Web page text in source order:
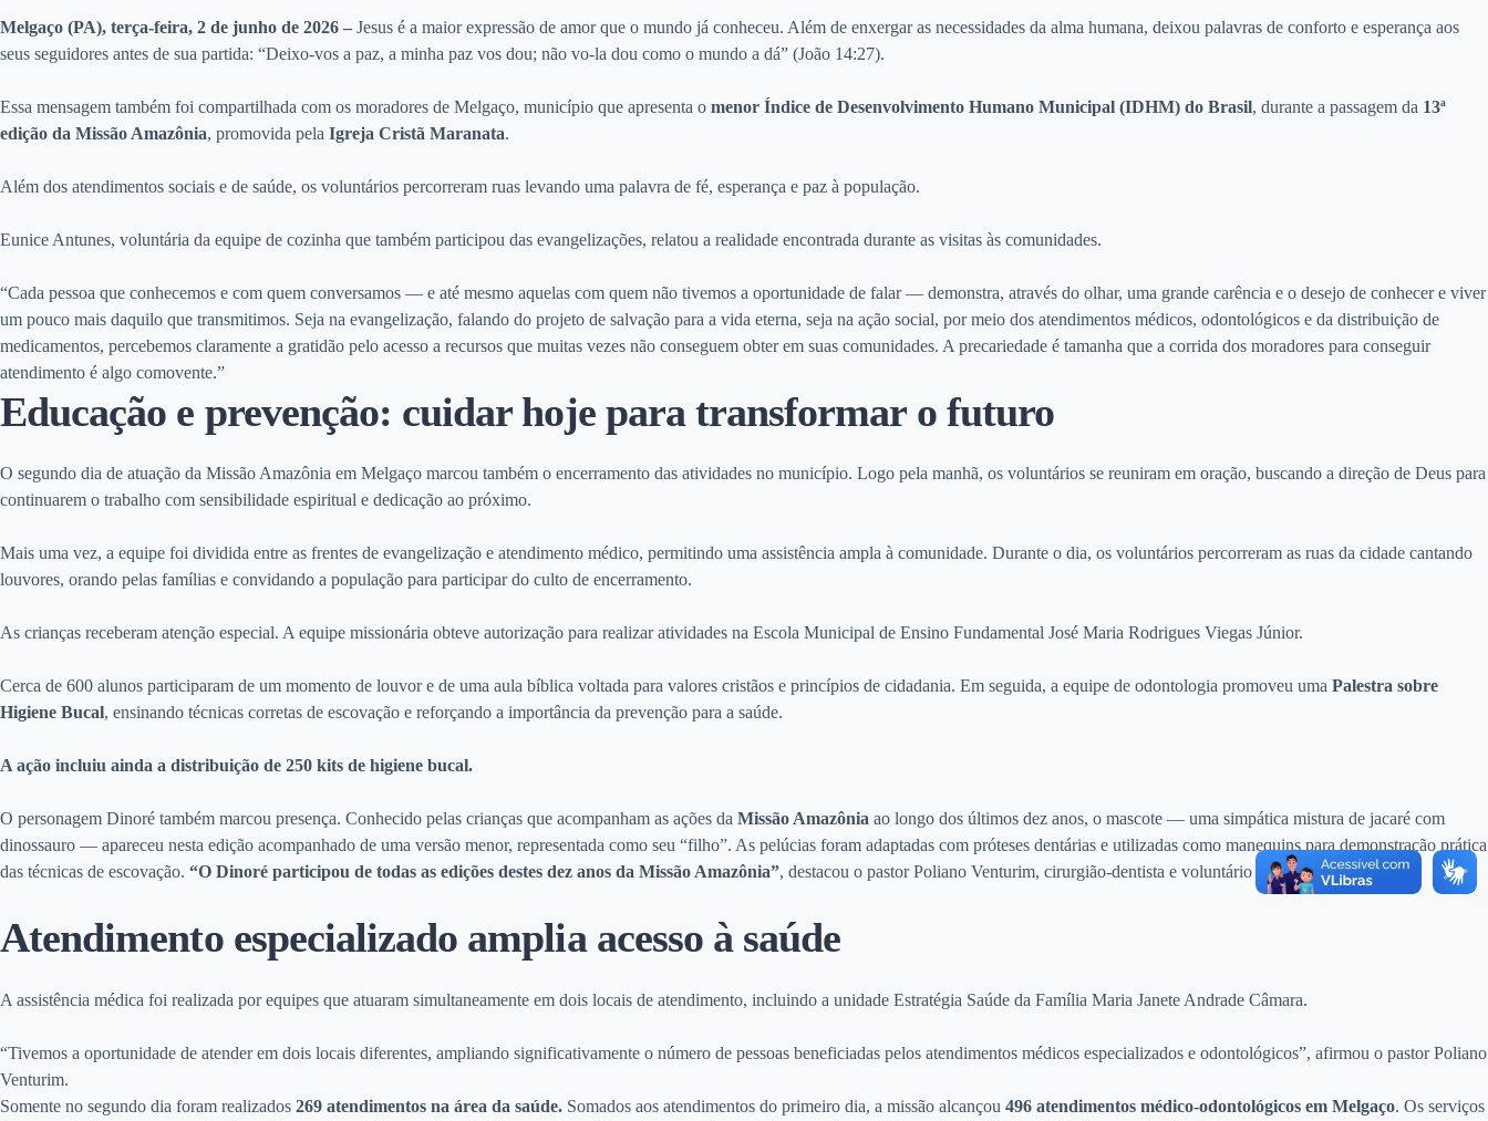
Melgaço (PA), terça-feira, 2 de junho de 2026 – Jesus é a maior expressão de amor que o mundo já conheceu. Além de enxergar as necessidades da alma humana, deixou palavras de conforto e esperança aos
seus seguidores antes de sua partida: “Deixo-vos a paz, a minha paz vos dou; não vo-la dou como o mundo a dá” (João 14:27).
Essa mensagem também foi compartilhada com os moradores de Melgaço, município que apresenta o menor Índice de Desenvolvimento Humano Municipal (IDHM) do Brasil, durante a passagem da 13ª
edição da Missão Amazônia, promovida pela Igreja Cristã Maranata.
Além dos atendimentos sociais e de saúde, os voluntários percorreram ruas levando uma palavra de fé, esperança e paz à população.
Eunice Antunes, voluntária da equipe de cozinha que também participou das evangelizações, relatou a realidade encontrada durante as visitas às comunidades.
“Cada pessoa que conhecemos e com quem conversamos — e até mesmo aquelas com quem não tivemos a oportunidade de falar — demonstra, através do olhar, uma grande carência e o desejo de conhecer e viver
um pouco mais daquilo que transmitimos. Seja na evangelização, falando do projeto de salvação para a vida eterna, seja na ação social, por meio dos atendimentos médicos, odontológicos e da distribuição de
medicamentos, percebemos claramente a gratidão pelo acesso a recursos que muitas vezes não conseguem obter em suas comunidades. A precariedade é tamanha que a corrida dos moradores para conseguir
atendimento é algo comovente.”
Educação e prevenção: cuidar hoje para transformar o futuro
O segundo dia de atuação da Missão Amazônia em Melgaço marcou também o encerramento das atividades no município. Logo pela manhã, os voluntários se reuniram em oração, buscando a direção de Deus para
continuarem o trabalho com sensibilidade espiritual e dedicação ao próximo.
Mais uma vez, a equipe foi dividida entre as frentes de evangelização e atendimento médico, permitindo uma assistência ampla à comunidade. Durante o dia, os voluntários percorreram as ruas da cidade cantando
louvores, orando pelas famílias e convidando a população para participar do culto de encerramento.
As crianças receberam atenção especial. A equipe missionária obteve autorização para realizar atividades na Escola Municipal de Ensino Fundamental José Maria Rodrigues Viegas Júnior.
Cerca de 600 alunos participaram de um momento de louvor e de uma aula bíblica voltada para valores cristãos e princípios de cidadania. Em seguida, a equipe de odontologia promoveu uma Palestra sobre
Higiene Bucal, ensinando técnicas corretas de escovação e reforçando a importância da prevenção para a saúde.
A ação incluiu ainda a distribuição de 250 kits de higiene bucal.
O personagem Dinoré também marcou presença. Conhecido pelas crianças que acompanham as ações da Missão Amazônia ao longo dos últimos dez anos, o mascote — uma simpática mistura de jacaré com
dinossauro — apareceu nesta edição acompanhado de uma versão menor, representada como seu “filho”. As pelúcias foram adaptadas com próteses dentárias e utilizadas como manequins para demonstração prática
das técnicas de escovação. “O Dinoré participou de todas as edições destes dez anos da Missão Amazônia”, destacou o pastor Poliano Venturim, cirurgião-dentista e voluntário do projeto.
Atendimento especializado amplia acesso à saúde
A assistência médica foi realizada por equipes que atuaram simultaneamente em dois locais de atendimento, incluindo a unidade Estratégia Saúde da Família Maria Janete Andrade Câmara.
“Tivemos a oportunidade de atender em dois locais diferentes, ampliando significativamente o número de pessoas beneficiadas pelos atendimentos médicos especializados e odontológicos”, afirmou o pastor Poliano
Venturim.
Somente no segundo dia foram realizados 269 atendimentos na área da saúde. Somados aos atendimentos do primeiro dia, a missão alcançou 496 atendimentos médico-odontológicos em Melgaço. Os serviços